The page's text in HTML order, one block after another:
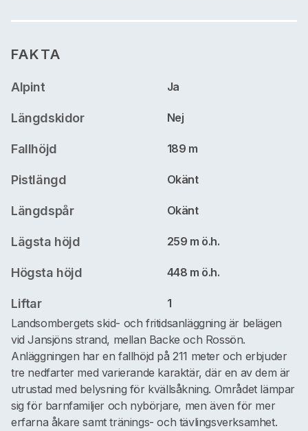
FAKTA
Alpint Ja
Längdskidor Nej
Fallhöjd 189 m
Pistlängd Okänt
Längdspår Okänt
Lägsta höjd 259 m ö.h.
Högsta höjd 448 m ö.h.
Liftar
1
Landsombergets skid- och fritidsanläggning är belägen
vid Jansjöns strand, mellan Backe och Rossön.
Anläggningen har en fallhöjd på 211 meter och erbjuder
tre nedfarter med varierande karaktär, där en av dem är
utrustad med belysning för kvällsåkning. Området lämpar
sig för barnfamiljer och nybörjare, men även för mer
erfarna åkare samt tränings- och tävlingsverksamhet.